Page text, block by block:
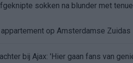
sokken na blunder met
op Amsterdamse Zuidas
bij Ajax: 'Hier gaan fans van